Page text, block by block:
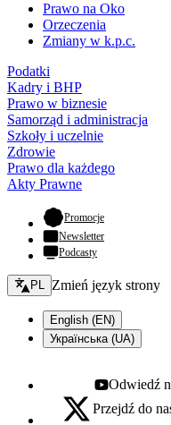
Prawo na Oko
Orzeczenia
Zmiany w k.p.c.
Podatki
Kadry i BHP
Prawo w biznesie
Samorząd i administracja
Szkoły i uczelnie
Zdrowie
Prawo dla każdego
Akty Prawne
Promocje- otwiera się w
Newsletter
Podcasty
Zmień język - bieżący:
PL Zmień język strony
English (EN)
Українська (UA)
Youtube -
Odwiedź
X - otwiera się w nowej
Przejdź do